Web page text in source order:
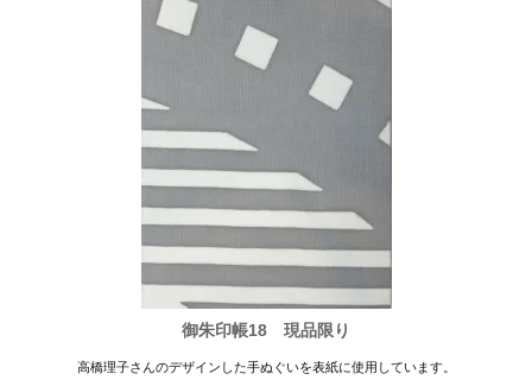
御朱印帳18 現品限り
高橋理子さんのデザインした手ぬぐいを表紙に使用しています。